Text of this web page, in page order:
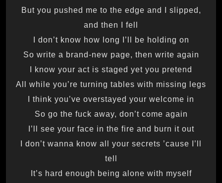
But you pushed me to the edge and I slipped,
and then I fell
I don’t know how long I’ll be holding on
So write a brand-new page, then write again
I know your act is staged yet you pretend
All while you’re turning tables with missing legs
I think you’ve overstayed your welcome in
So go the fuck away, don’t come again
I’ll see your face in the fire and burn it out
I don’t wanna know all your secrets ’cause I’ll
tell
It’s hard enough being alone with myself